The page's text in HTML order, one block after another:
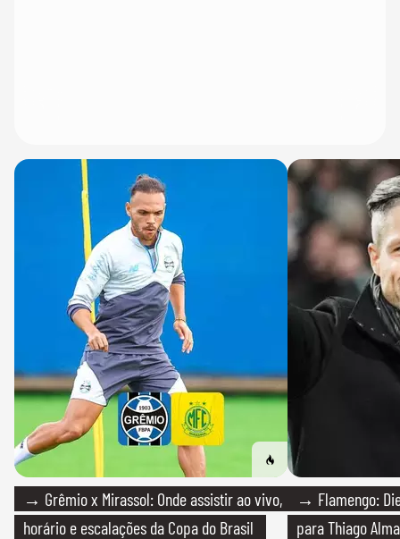
→ Grêmio x Mirassol: Onde assistir ao vivo,
horário e escalações da Copa do Brasil
→ Flamengo:
para Thiago